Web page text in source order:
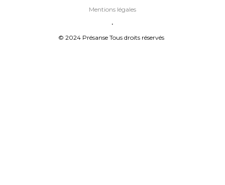
© 2024 Présanse Tous droits réservés
•
Mentions légales